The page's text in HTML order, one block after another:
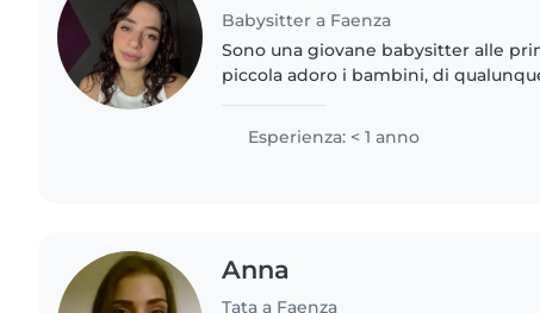
Babysitter a Faenza
Sono una giovane babysitter alle
piccola adoro i bambini, di
l’alluvione del 2023..
Esperienza: < 1 anno
Anna
Tata a Faenza